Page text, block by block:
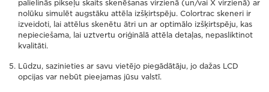
palielinās pikseļu skaits skenēšanas virzienā (un/vai X virzienā) ar
nolūku simulēt augstāku attēla izšķirtspēju. Colortrac skeneri ir
izveidoti, lai attēlus skenētu ātri un ar optimālo izšķirtspēju, kas
nepieciešama, lai uztvertu oriģinālā attēla detaļas, nepasliktinot
kvalitāti.
Lūdzu, sazinieties ar savu vietējo piegādātāju, jo dažas LCD
opcijas var nebūt pieejamas jūsu valstī.